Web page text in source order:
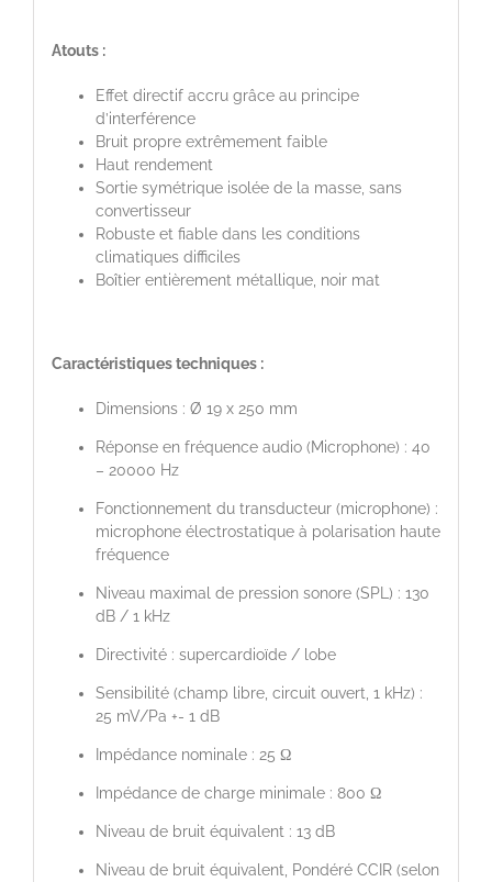
Atouts :
Effet directif accru grâce au principe
d’interférence
Bruit propre extrêmement faible
Haut rendement
Sortie symétrique isolée de la masse, sans
convertisseur
Robuste et fiable dans les conditions
climatiques difficiles
Boîtier entièrement métallique, noir mat
Caractéristiques techniques :
Dimensions : Ø 19 x 250 mm
Réponse en fréquence audio (Microphone) : 40
– 20000 Hz
Fonctionnement du transducteur (microphone) :
microphone électrostatique à polarisation haute
fréquence
Niveau maximal de pression sonore (SPL) : 130
dB / 1 kHz
Directivité : supercardioïde / lobe
Sensibilité (champ libre, circuit ouvert, 1 kHz) :
25 mV/Pa +- 1 dB
Impédance nominale : 25 Ω
Impédance de charge minimale : 800 Ω
Niveau de bruit équivalent : 13 dB
Niveau de bruit équivalent, Pondéré CCIR (selon